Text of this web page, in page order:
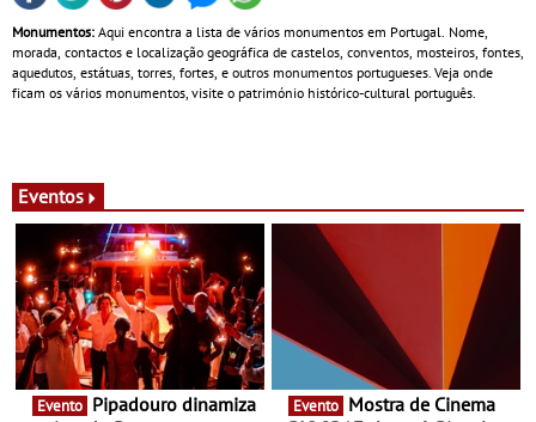
Monumentos: Aqui encontra a lista de vários monumentos em Portugal. Nome,
morada, contactos e localização geográfica de castelos, conventos, mosteiros, fontes,
aquedutos, estátuas, torres, fortes, e outros monumentos portugueses. Veja onde
ficam os vários monumentos, visite o património histórico-cultural português.
Eventos
Evento Evento